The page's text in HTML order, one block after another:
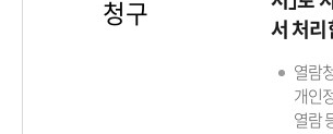
청구
서 처
열람
개인
열람